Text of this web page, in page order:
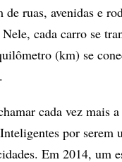
ruas, avenidas e
cada carro se
(km) se
cada vez mais
por serem
Em 2014, um